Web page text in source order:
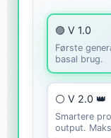
🟣 V 1.0
Første
basal brug.
⚪ V 2.0 👑
Smartere
output.